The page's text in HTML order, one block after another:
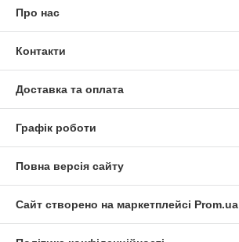
Про нас
Контакти
Доставка та оплата
Графік роботи
Повна версія сайту
Сайт створено на маркетплейсі Prom.ua